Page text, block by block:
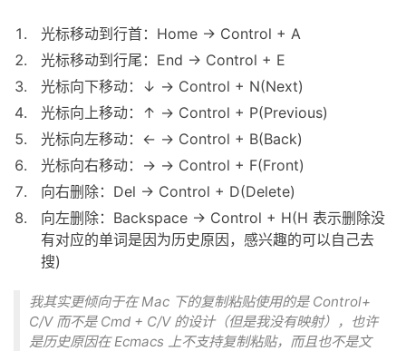
光标移动到行首：Home -> Control + A
光标移动到行尾：End -> Control + E
光标向下移动：↓ -> Control + N(Next)
光标向上移动：↑ -> Control + P(Previous)
光标向左移动：← -> Control + B(Back)
光标向右移动：→ -> Control + F(Front)
向右删除：Del -> Control + D(Delete)
向左删除：Backspace -> Control + H(H 表示删除没
有对应的单词是因为历史原因，感兴趣的可以自己去
搜)
我其实更倾向于在 Mac 下的复制粘贴使用的是 Control+
C/V 而不是 Cmd + C/V 的设计（但是我没有映射），也许
是历史原因在 Ecmacs 上不支持复制粘贴，而且也不是文